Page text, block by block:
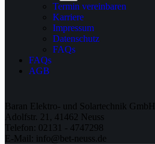
Termin vereinbaren
Karriere
Impressum
Datenschutz
FAQs
FAQs
AGB
Baran Elektro- und Solartechnik GmbH
Adolfstr. 21, 41462 Neuss
Telefon: 02131 - 4747298
E-Mail: info@bet-neuss.de